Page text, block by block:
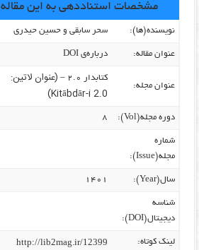
مشخصات استناددهی به این مقاله
نویسنده‌(ها): سحر سابقی و حسین حیدری
عنوان مقاله: درباره‌ی DOI
عنوان مجله:
کتابدار ۲.۰ –
(عنوان لاتین:
Kitābdār-i 2.0)
دوره مجله(Vol): ۸
شماره
مجله(Issue):
سال(Year): ۱۴۰۱
شناسه
دیجیتال(DOI):
لینک کوتاه: http://lib2mag.ir/12399